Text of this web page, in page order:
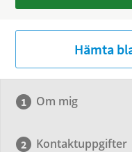
Hämta
Om mig
Kontaktuppgifter